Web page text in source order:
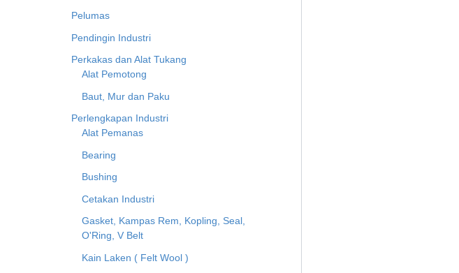
Pelumas
Pendingin Industri
Perkakas dan Alat Tukang
Alat Pemotong
Baut, Mur dan Paku
Perlengkapan Industri
Alat Pemanas
Bearing
Bushing
Cetakan Industri
Gasket, Kampas Rem, Kopling, Seal,
O'Ring, V Belt
Kain Laken ( Felt Wool )